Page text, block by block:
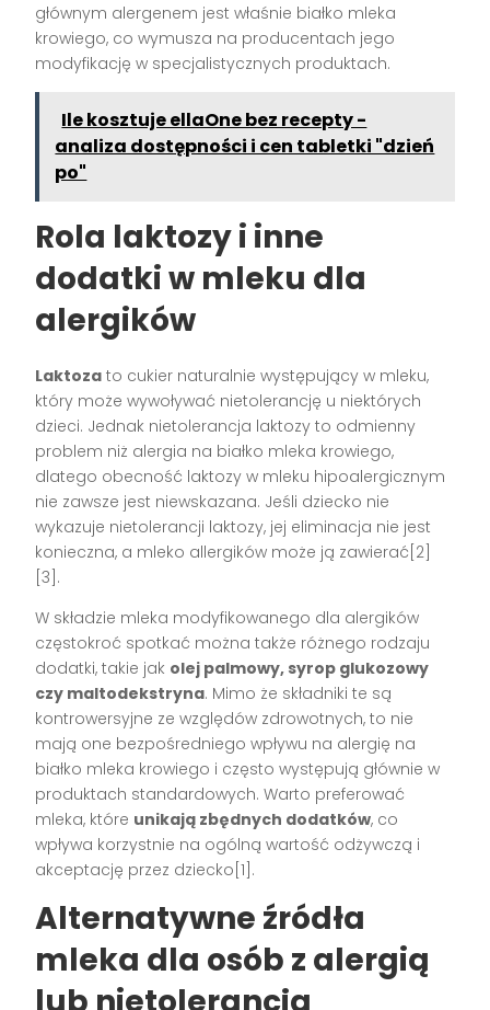
głównym alergenem jest właśnie białko mleka
krowiego, co wymusza na producentach jego
modyfikację w specjalistycznych produktach.
Ile kosztuje ellaOne bez recepty -
analiza dostępności i cen tabletki "dzień
po"
Rola laktozy i inne
dodatki w mleku dla
alergików
Laktoza to cukier naturalnie występujący w mleku,
który może wywoływać nietolerancję u niektórych
dzieci. Jednak nietolerancja laktozy to odmienny
problem niż alergia na białko mleka krowiego,
dlatego obecność laktozy w mleku hipoalergicznym
nie zawsze jest niewskazana. Jeśli dziecko nie
wykazuje nietolerancji laktozy, jej eliminacja nie jest
konieczna, a mleko allergików może ją zawierać[2]
[3].
W składzie mleka modyfikowanego dla alergików
częstokroć spotkać można także różnego rodzaju
dodatki, takie jak olej palmowy, syrop glukozowy
czy maltodekstryna. Mimo że składniki te są
kontrowersyjne ze względów zdrowotnych, to nie
mają one bezpośredniego wpływu na alergię na
białko mleka krowiego i często występują głównie w
produktach standardowych. Warto preferować
mleka, które unikają zbędnych dodatków, co
wpływa korzystnie na ogólną wartość odżywczą i
akceptację przez dziecko[1].
Alternatywne źródła
mleka dla osób z alergią